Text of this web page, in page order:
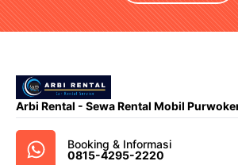
Arbi Rental - Sewa Rental Mobil
Booking & Informasi
0815-4295-2220